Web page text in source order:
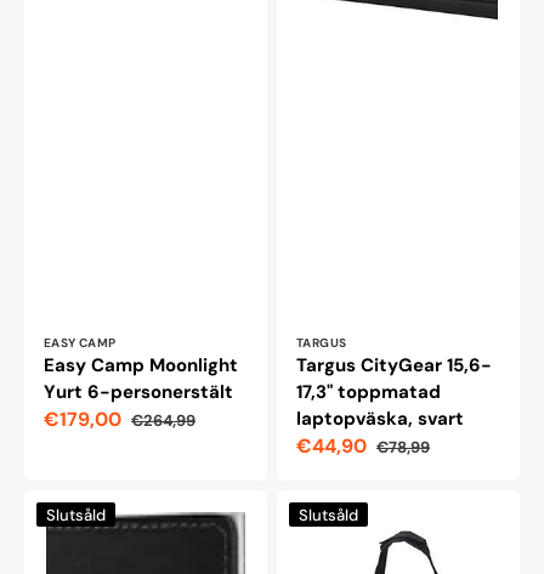
Leverantör:
EASY CAMP
Easy Camp Moonlight
Yurt 6-personerstält
Reapris
€179,00
Ordinarie
€264,99
Leverantör:
TARGUS
Targus CityGear 15,6-
17,3" toppmatad
laptopväska, svart
Reapris
€44,90
Ordinarie
€78,99
Secrid
Original
Slutsåld
Vaude
BigSlutsåld